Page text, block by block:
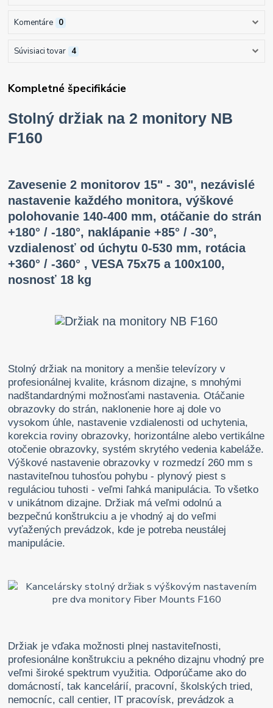
Komentáre 0
Súvisiaci tovar 4
Kompletné špecifikácie
Stolný držiak na 2 monitory NB
F160
Zavesenie 2 monitorov 15" - 30", nezávislé
nastavenie každého monitora, výškové
polohovanie 140-400 mm, otáčanie do strán
+180° / -180°, naklápanie +85° / -30°,
vzdialenosť od úchytu 0-530 mm, rotácia
+360° / -360° , VESA 75x75 a 100x100,
nosnosť 18 kg
Stolný držiak na monitory a menšie televízory v
profesionálnej kvalite, krásnom dizajne, s mnohými
nadštandardnými možnosťami nastavenia. Otáčanie
obrazovky do strán, naklonenie hore aj dole vo
vysokom úhle, nastavenie vzdialenosti od uchytenia,
korekcia roviny obrazovky, horizontálne alebo vertikálne
otočenie obrazovky, systém skrytého vedenia kabeláže.
Výškové nastavenie obrazovky v rozmedzí 260 mm s
nastaviteľnou tuhosťou pohybu - plynový piest s
reguláciou tuhosti - veľmi ľahká manipulácia. To všetko
v unikátnom dizajne. Držiak má veľmi odolnú a
bezpečnú konštrukciu a je vhodný aj do veľmi
vyťažených prevádzok, kde je potreba neustálej
manipulácie.
Držiak je vďaka možnosti plnej nastaviteľnosti,
profesionálne konštrukciu a pekného dizajnu vhodný pre
veľmi široké spektrum využitia. Odporúčame ako do
domácností, tak kancelárií, pracovní, školských tried,
nemocníc, call centier, IT pracovísk, prevádzok a